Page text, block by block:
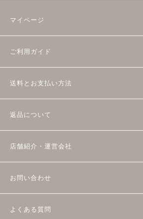
マイページ
ご利用ガイド
送料とお支払い方法
返品について
店舗紹介・運営会社
お問い合わせ
よくある質問